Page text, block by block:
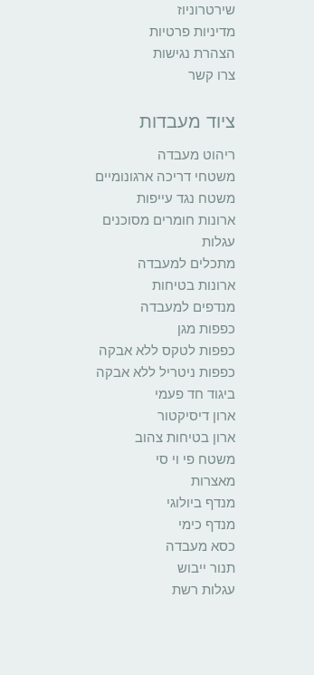
שירטרוניוז
מדיניות פרטיות
הצהרת נגישות
צרו קשר
ציוד מעבדות
ריהוט מעבדה
משטחי דריכה ארגונומיים
משטח נגד עייפות
ארונות חומרים מסוכנים
עגלות
מתכלים למעבדה
ארונות בטיחות
מנדפים למעבדה
כפפות מגן
כפפות לטקס ללא אבקה
כפפות ניטריל ללא אבקה
ביגוד חד פעמי
ארון דיסיקטור
ארון בטיחות צהוב
משטח פי וי סי
מאצרות
מנדף ביולוגי
מנדף כימי
כסא מעבדה
תנור ייבוש
עגלות רשת